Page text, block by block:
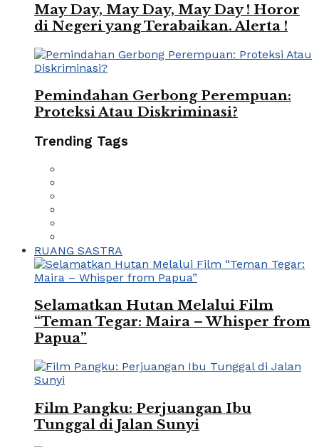
May Day, May Day, May Day ! Horor
di Negeri yang Terabaikan. Alerta !
Pemindahan Gerbong Perempuan:
Proteksi Atau Diskriminasi?
Trending Tags
RUANG SASTRA
Selamatkan Hutan Melalui Film
“Teman Tegar: Maira – Whisper from
Papua”
Film Pangku: Perjuangan Ibu
Tunggal di Jalan Sunyi